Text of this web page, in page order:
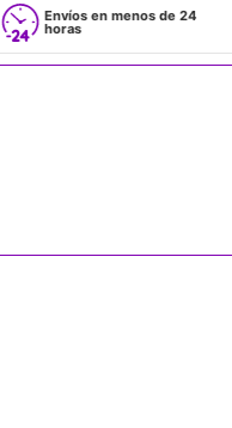
Envíos en menos de 24
horas